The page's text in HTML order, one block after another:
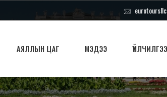
АЯЛЛЫН ЦАГ МЭДЭЭ ҮЙЛЧИЛГЭЭ